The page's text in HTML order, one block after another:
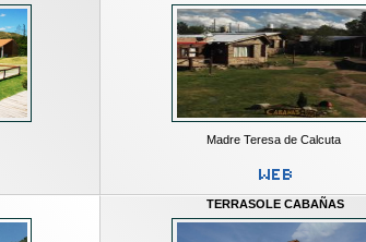
Madre Teresa de Calcuta
TERRASOLE CABAÑAS